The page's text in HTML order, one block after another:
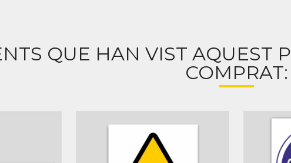
QUE HAN VIST AQUEST
COMPRAT: